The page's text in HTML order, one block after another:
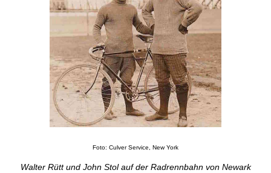
Foto: Culver Service, New York
Walter Rütt und John Stol auf der Radrennbahn von Newark